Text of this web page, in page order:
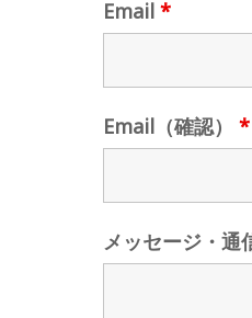
Email *
Email（確認） *
メッセージ・通